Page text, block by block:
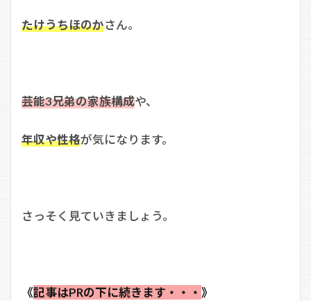
たけうちほのかさん。
芸能3兄弟の家族構成や、
年収や性格が気になります。
さっそく見ていきましょう。
《記事はPRの下に続きます・・・ 》